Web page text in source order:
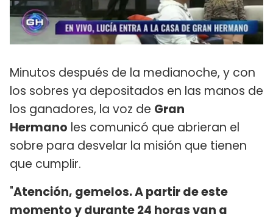
Minutos después de la medianoche, y con
los sobres ya depositados en las manos de
los ganadores, la voz de Gran
Hermano les comunicó que abrieran el
sobre para desvelar la misión que tienen
que cumplir.
"Atención, gemelos. A partir de este
momento y durante 24 horas van a